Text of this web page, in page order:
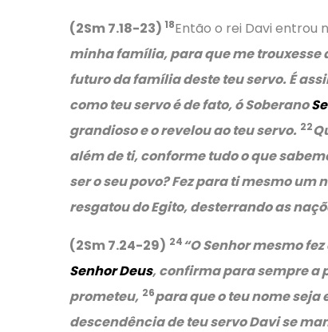
(2Sm 7.18-23) 18Então o rei Davi entrou
minha família, para que me trouxesse
futuro da família deste teu servo. É
como teu servo é de fato, ó Soberano
grandioso e o revelou ao teu servo. 22
além de ti, conforme tudo o que
ser o seu povo? Fez para ti mesmo
resgatou do Egito, desterrando as
(2Sm 7.24-29) 24“O Senhor mesmo
Senhor Deus, confirma para sempre a
prometeu, 26para que o teu nome seja
descendência de teu servo Davi se